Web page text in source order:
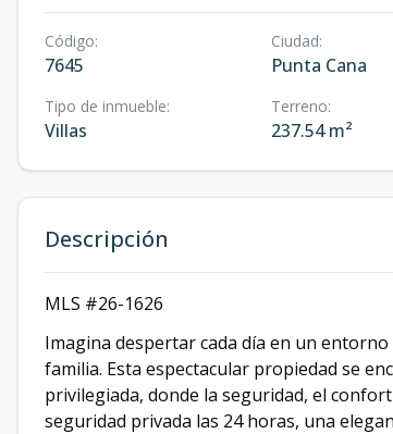
Código:
7645
Ciudad:
Punta Cana
Tipo de inmueble:
Villas
Terreno:
237.54 m²
Descripción
MLS #26-1626
Imagina despertar cada día en un
familia. Esta espectacular propiedad se
privilegiada, donde la seguridad, el
seguridad privada las 24 horas, una